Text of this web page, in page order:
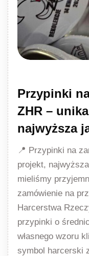
Przypinki
ZHR –
najwyższa
📍 Przypinki na
projekt,
mieliśmy
zamówienie na
Harcerstwa
przypinki o
własnego wzoru
symbol harcerski